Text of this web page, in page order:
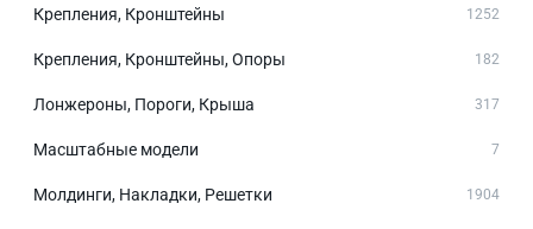
Крепления, Кронштейны 1252
Крепления, Кронштейны, Опоры 182
Лонжероны, Пороги, Крыша 317
Масштабные модели 7
Молдинги, Накладки, Решетки 1904